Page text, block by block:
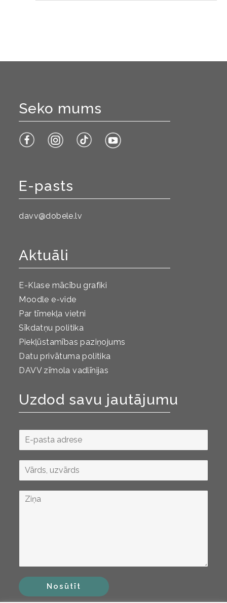
Seko mums
E-pasts
davv@dobele.lv
Aktuāli
E-Klase mācību grafiki
Moodle e-vide
Par tīmekļa vietni
Sīkdatņu politika
Piekļūstamības paziņojums
Datu privātuma politika
DAVV zīmola vadlīnijas
Uzdod savu jautājumu
Nosūtīt